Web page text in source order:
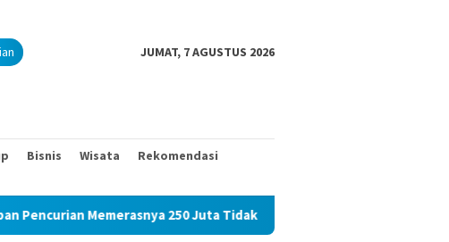
JUMAT, 7 AGUSTUS 2026
Bisnis Wisata
Rekomendasi
250 Juta Tidak Diperiksa, Korban Meminta Kapolda Sumut